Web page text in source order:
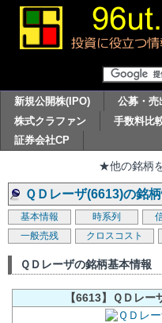
新規公開株(IPO) 公募・売
株式クラファン
手数料比
証券会社CP
★他の銘柄
ＱＤレーザ(6613)の銘
基本情報 時系列
一般売残
クロスコスト
ＱＤレーザの銘柄基本情報
【6613】ＱＤレ